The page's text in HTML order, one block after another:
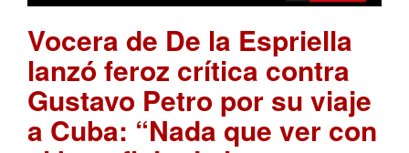
Vocera de De la Espriella
lanzó feroz crítica contra
Gustavo Petro por su viaje
a Cuba: “Nada que ver con